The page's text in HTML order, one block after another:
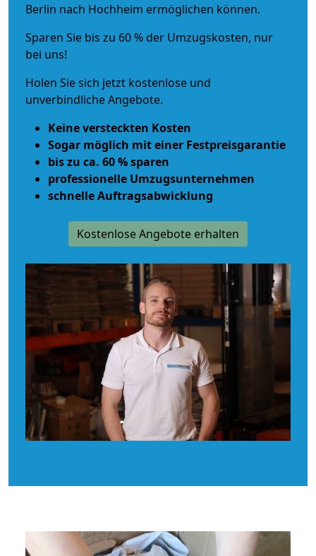
Berlin nach Hochheim ermöglichen können.
Sparen Sie bis zu 60 % der Umzugskosten, nur
bei uns!
Holen Sie sich jetzt kostenlose und
unverbindliche Angebote.
Keine versteckten Kosten
Sogar möglich mit einer Festpreisgarantie
bis zu ca. 60 % sparen
professionelle Umzugsunternehmen
schnelle Auftragsabwicklung
Kostenlose Angebote erhalten